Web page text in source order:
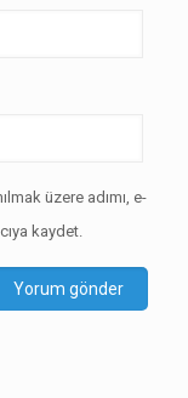
üzere adımı, e-
kaydet.